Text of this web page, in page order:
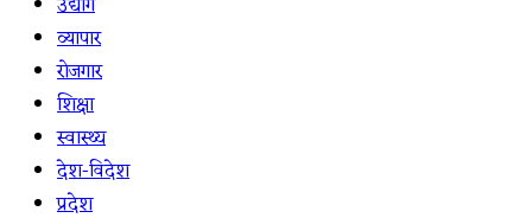
व्यापार
रोजगार
शिक्षा
स्वास्थ्य
देश-विदेश
प्रदेश